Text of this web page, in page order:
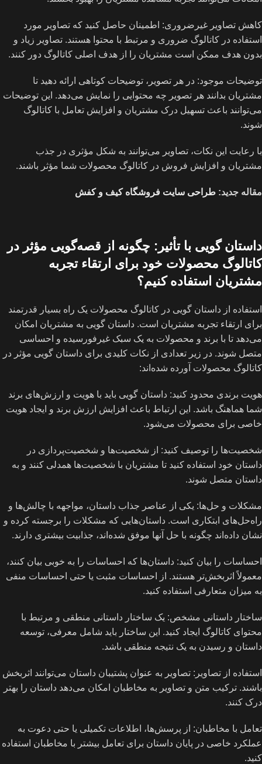
کاهش تصاویر غیرضروری: اطمینان حاصل کنید که تصاویر مورد
استفاده در کاتالوگ ضروری و مرتبط با محتوا هستند. تصاویر زیاد و
بدون هدف ممکن است مشتریان را از هدف اصلی کاتالوگ دور کنند.
توضیحات موجود: در هر تصویر، توضیحات کوتاهی ارائه دهید تا
مشتریان بدانند هر تصویر چه محتوایی را نمایش می‌دهد. این توضیحات
می‌توانند باعث تسهیل درک مشتریان و افزایش تعامل با کاتالوگ
شوند.
با رعایت این نکات، تصاویر می‌توانند به شکل مؤثری در جذب
مشتریان و افزایش فروش در کاتالوگ محصولات شما مؤثر باشند.
مقاله جدید: طراحی سایت فروشگاه کیف و کفش
داستان گویی با تأثیر: چگونه از قصه‌گویی مؤثر در
کاتالوگ محصولات خود برای ارتقاء تجربه
مشتریان استفاده کنیم؟
استفاده از داستان گویی در کاتالوگ محصولات یک راه بسیار قدرتمند
برای ارتقاء تجربه مشتریان است. داستان گویی به مشتریان امکان
می‌دهد تا با برند و محصولات به یک سبک غیرفورسیده و احساسی
متصل شوند. در زیر تعدادی از نکات کلیدی برای داستان گویی مؤثر در
کاتالوگ محصولات آورده شده‌اند:
هویت برندی محدود کنید: داستان گویی باید با هویت و ارزش‌های برند
شما هماهنگ باشد. این ارتباط باعث افزایش ارزش برند و ایجاد هویت
خاصی برای محصولات می‌شود.
شخصیت‌ها را توصیف کنید: از شخصیت‌ها و شخصیت‌پردازی در
داستان خود استفاده کنید تا مشتریان با شخصیت‌ها همدلی کنند و به
داستان متصل شوند.
مشکلات و حل‌ها: یکی از عناصر جذاب داستان، مواجهه با چالش‌ها و
راه‌حل‌های ابتکاری است. داستان‌هایی که مشکلات را برجسته کرده و
نشان داده‌اند چگونه با حل آنها موفق شده‌اند، جذابیت بیشتری دارند.
احساسات را بیان کنید: داستان‌ها که احساسات را به خوبی بیان کنند،
معمولاً اثربخش‌تر هستند. از احساسات مثبت یا حتی احساسات منفی
به میزان متعارفی استفاده کنید.
ساختار داستانی مشخص: یک ساختار داستانی منطقی و مرتبط با
محتوای کاتالوگ ایجاد کنید. این ساختار باید شامل معرفی، توسعه
داستان و رسیدن به یک نتیجه منطقی باشد.
استفاده از تصاویر: تصاویر به عنوان پشتیبان داستان می‌توانند اثربخش
باشند. ترکیب متن و تصاویر به مخاطبان امکان می‌دهد داستان را بهتر
درک کنند.
تعامل با مخاطبان: از پرسش‌ها، اطلاعات تکمیلی یا حتی دعوت به
عملکرد خاصی در پایان داستان برای تعامل بیشتر با مخاطبان استفاده
کنید.